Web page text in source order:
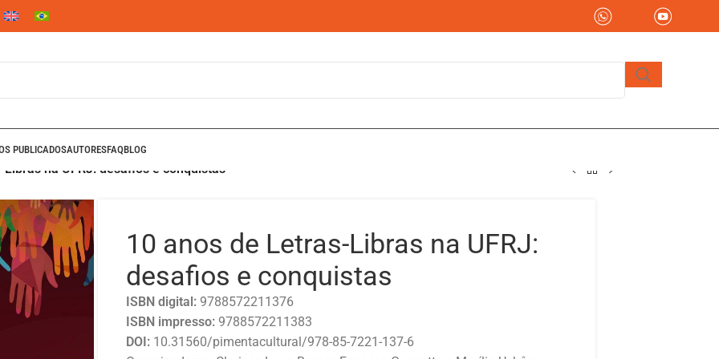
PUBLICADOSAUTORESFAQBLOG
Libras na UFRJ: desafios e conquistas
10 anos de Letras-Libras na UFRJ:
desafios e conquistas
ISBN digital: 9788572211376
ISBN impresso: 9788572211383
DOI: 10.31560/pimentacultural/978-85-7221-137-6